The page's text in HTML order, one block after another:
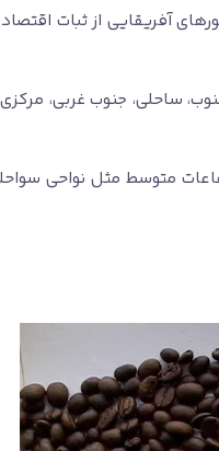
آفریقایی از ثبات
جنوب غربی،
متوسط مثل نواحی